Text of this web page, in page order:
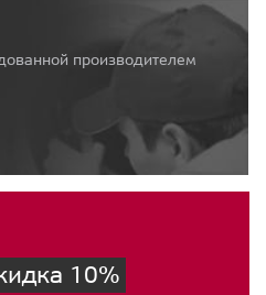
производителем
10%